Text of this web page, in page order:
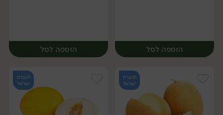
הוספה לסל הוספה לסל
תוצרת
ישראל
תוצרת
ישראל